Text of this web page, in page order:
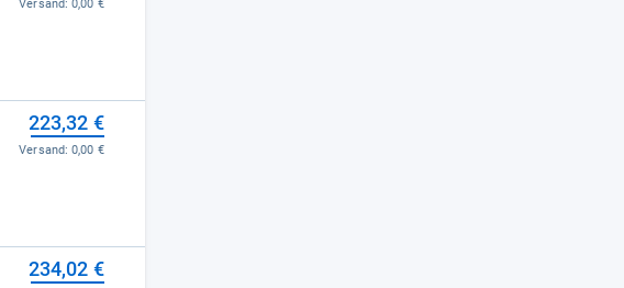
Versand:0,00 €
223,32 €
Versand:0,00 €
234,02 €